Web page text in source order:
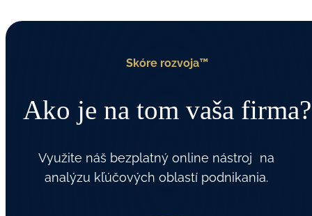
Skóre rozvoja™
Ako je na tom vaša firma?
Využite náš bezplatný online nástroj na
analýzu kľúčových oblastí podnikania.